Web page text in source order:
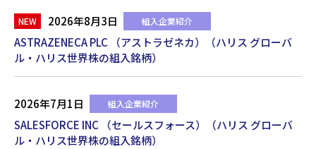
2026年8月3日 組入企業紹介
ASTRAZENECA PLC （アストラゼネカ）（ハリス グローバ
ル・ハリス世界株の組入銘柄）
2026年7月1日 組入企業紹介
SALESFORCE INC （セールスフォース）（ハリス グローバ
ル・ハリス世界株の組入銘柄）